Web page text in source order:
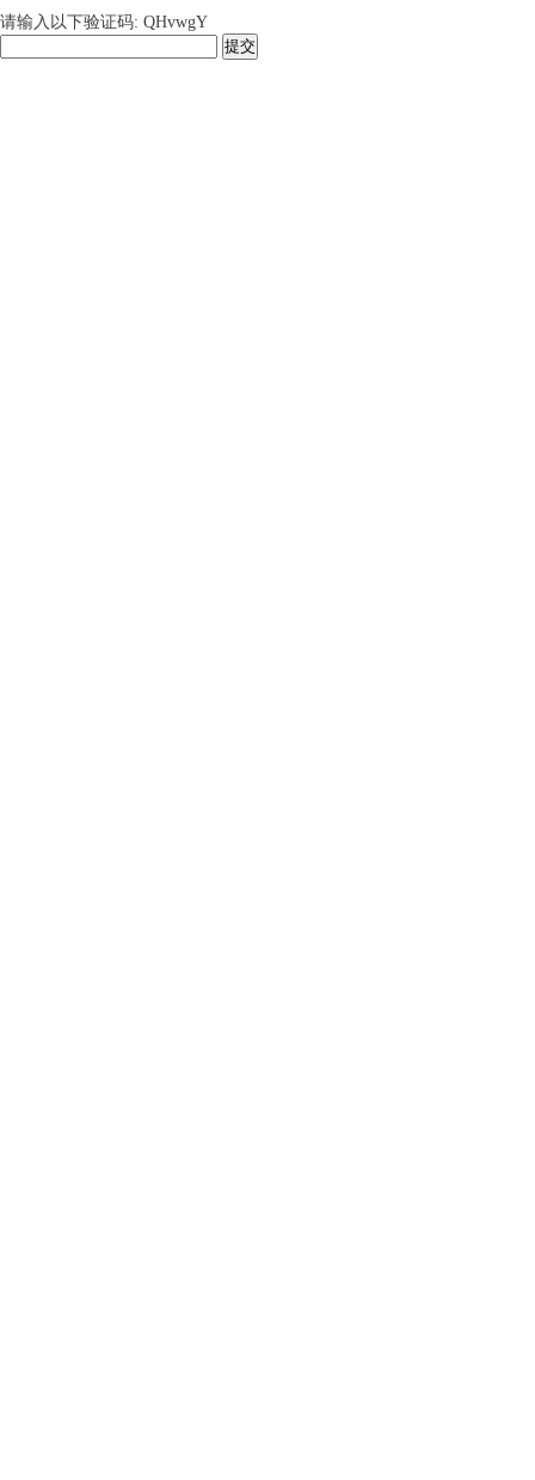
请输入以下验证码: QHvwgY
提交